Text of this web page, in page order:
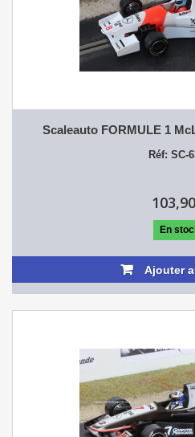
Scaleauto FORMULE 1
Réf: SC-
En
Ajouter